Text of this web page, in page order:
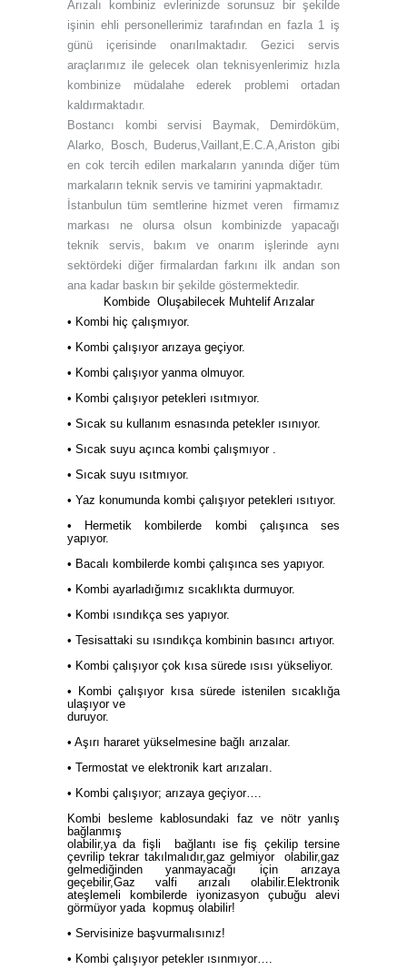
Arızalı kombiniz evlerinizde sorunsuz bir şekilde
işinin ehli personellerimiz tarafından en fazla 1 iş
günü içerisinde onarılmaktadır. Gezici servis
araçlarımız ile gelecek olan teknisyenlerimiz hızla
kombinize müdalahe ederek problemi ortadan
kaldırmaktadır.
Bostancı kombi servisi Baymak, Demirdöküm,
Alarko, Bosch, Buderus,Vaillant,E.C.A,Ariston gibi
en cok tercih edilen markaların yanında diğer tüm
markaların teknik servis ve tamirini yapmaktadır.
İstanbulun tüm semtlerine hizmet veren firmamız
markası ne olursa olsun kombinizde yapacağı
teknik servis, bakım ve onarım işlerinde aynı
sektördeki diğer firmalardan farkını ilk andan son
ana kadar baskın bir şekilde göstermektedir.
Kombide Oluşabilecek Muhtelif Arızalar
• Kombi hiç çalışmıyor.
• Kombi çalışıyor arızaya geçiyor.
• Kombi çalışıyor yanma olmuyor.
• Kombi çalışıyor petekleri ısıtmıyor.
• Sıcak su kullanım esnasında petekler ısınıyor.
• Sıcak suyu açınca kombi çalışmıyor .
• Sıcak suyu ısıtmıyor.
• Yaz konumunda kombi çalışıyor petekleri ısıtıyor.
• Hermetik kombilerde kombi çalışınca ses
yapıyor.
• Bacalı kombilerde kombi çalışınca ses yapıyor.
• Kombi ayarladığımız sıcaklıkta durmuyor.
• Kombi ısındıkça ses yapıyor.
• Tesisattaki su ısındıkça kombinin basıncı artıyor.
• Kombi çalışıyor çok kısa sürede ısısı yükseliyor.
• Kombi çalışıyor kısa sürede istenilen sıcaklığa
ulaşıyor ve
duruyor.
• Aşırı hararet yükselmesine bağlı arızalar.
• Termostat ve elektronik kart arızaları.
• Kombi çalışıyor; arızaya geçiyor….
Kombi besleme kablosundaki faz ve nötr yanlış
bağlanmış
olabilir,ya da fişli bağlantı ise fiş çekilip tersine
çevrilip tekrar takılmalıdır,gaz gelmiyor olabilir,gaz
gelmediğinden yanmayacağı için arızaya
geçebilir,Gaz valfi arızalı olabilir.Elektronik
ateşlemeli kombilerde iyonizasyon çubuğu alevi
görmüyor yada kopmuş olabilir!
• Servisinize başvurmalısınız!
• Kombi çalışıyor petekler ısınmıyor….